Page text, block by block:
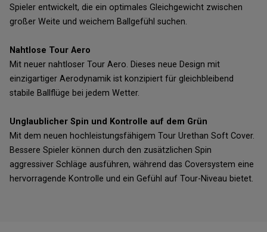
Spieler entwickelt, die ein optimales Gleichgewicht zwischen
großer Weite und weichem Ballgefühl suchen.
Nahtlose Tour Aero
Mit neuer nahtloser Tour Aero. Dieses neue Design mit
einzigartiger Aerodynamik ist konzipiert für gleichbleibend
stabile Ballflüge bei jedem Wetter.
Unglaublicher Spin und Kontrolle auf dem Grün
Mit dem neuen hochleistungsfähigem Tour Urethan Soft Cover.
Bessere Spieler können durch den zusätzlichen Spin
aggressiver Schläge ausführen, während das Coversystem eine
hervorragende Kontrolle und ein Gefühl auf Tour-Niveau bietet.